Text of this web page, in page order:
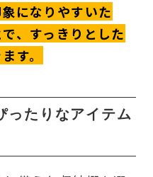
になりやすいた
、すっきりとした
す。
ったりなアイテム